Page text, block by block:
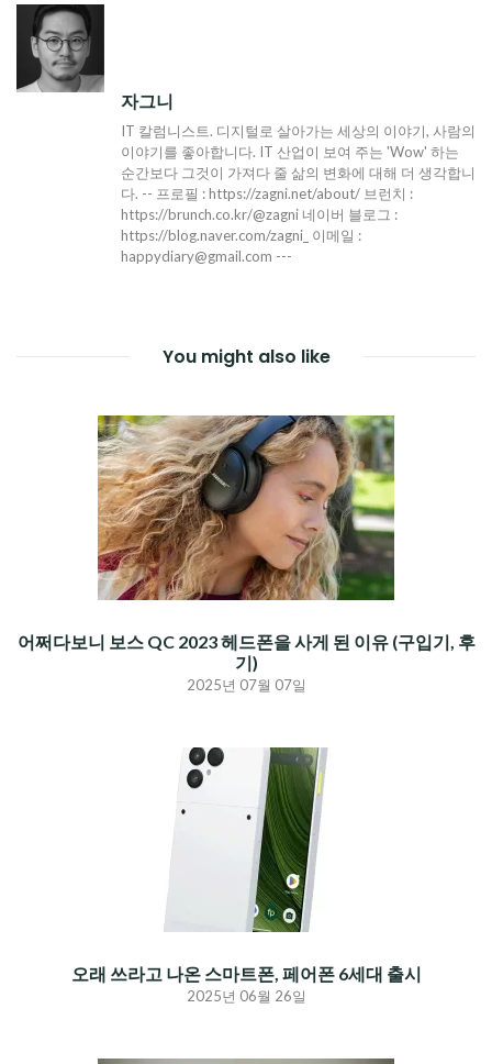
자그니
IT 칼럼니스트. 디지털로 살아가는 세상의 이야기, 사람의
이야기를 좋아합니다. IT 산업이 보여 주는 'Wow' 하는
순간보다 그것이 가져다 줄 삶의 변화에 대해 더 생각합니
다. -- 프로필 : https://zagni.net/about/ 브런치 :
https://brunch.co.kr/@zagni 네이버 블로그 :
https://blog.naver.com/zagni_ 이메일 :
happydiary@gmail.com ---
You might also like
어쩌다보니 보스 QC 2023 헤드폰을 사게 된 이유 (구입기, 후
기)
2025년 07월 07일
오래 쓰라고 나온 스마트폰, 페어폰 6세대 출시
2025년 06월 26일